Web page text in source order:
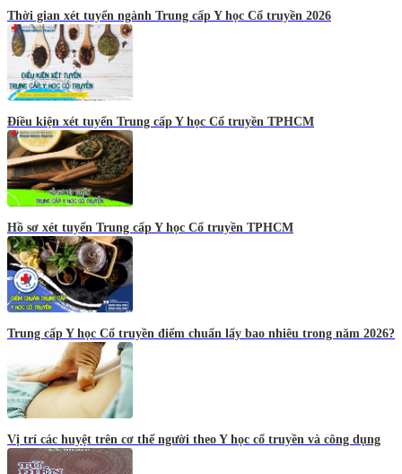
Thời gian xét tuyển ngành Trung cấp Y học Cổ truyền 2026
Điều kiện xét tuyển Trung cấp Y học Cổ truyền TPHCM
Hồ sơ xét tuyển Trung cấp Y học Cổ truyền TPHCM
Trung cấp Y học Cổ truyền điểm chuẩn lấy bao nhiêu trong năm 2026?
Vị trí các huyệt trên cơ thể người theo Y học cổ truyền và công dụng